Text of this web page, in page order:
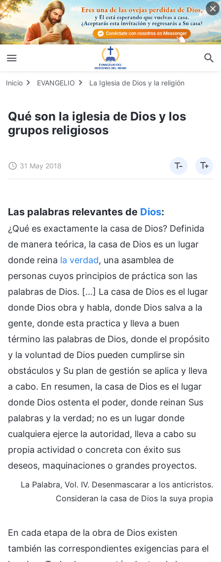
Inicio EVANGELIO La Iglesia de Dios y la religión
Qué son la iglesia de Dios y los
grupos religiosos
31 May 2018
Las palabras relevantes de Dios:
¿Qué es exactamente la casa de Dios? Definida
de manera teórica, la casa de Dios es un lugar
donde reina la verdad, una asamblea de
personas cuyos principios de práctica son las
palabras de Dios. […] La casa de Dios es el lugar
donde Dios obra y habla, donde Dios salva a la
gente, donde esta practica y lleva a buen
término las palabras de Dios, donde el propósito
y la voluntad de Dios pueden cumplirse sin
obstáculos y Su plan de gestión se aplica y lleva
a cabo. En resumen, la casa de Dios es el lugar
donde Dios ostenta el poder, donde reinan Sus
palabras y la verdad; no es un lugar donde
cualquiera ejerce la autoridad, lleva a cabo su
propia actividad o concreta con éxito sus
deseos, maquinaciones o grandes proyectos.
La Palabra, Vol. IV. Desenmascarar a los anticristos.
Consideran la casa de Dios la suya propia
En cada etapa de la obra de Dios existen
también las correspondientes exigencias para el